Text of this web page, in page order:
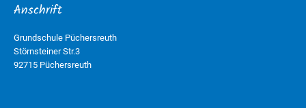
Anschrift
Grundschule Püchersreuth
Störnsteiner Str.3
92715 Püchersreuth